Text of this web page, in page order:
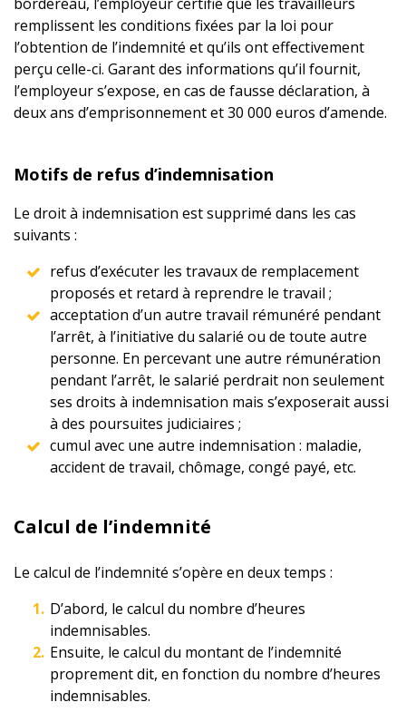
remplissent les conditions fixées par la loi pour
l’obtention de l’indemnité et qu’ils ont effectivement
perçu celle-ci. Garant des informations qu’il fournit,
l’employeur s’expose, en cas de fausse déclaration, à
deux ans d’emprisonnement et 30 000 euros d’amende.
Motifs de refus d’indemnisation
Le droit à indemnisation est supprimé dans les cas
suivants :
refus d’exécuter les travaux de remplacement
proposés et retard à reprendre le travail ;
acceptation d’un autre travail rémunéré pendant
l’arrêt, à l’initiative du salarié ou de toute autre
personne. En percevant une autre rémunération
pendant l’arrêt, le salarié perdrait non seulement
ses droits à indemnisation mais s’exposerait aussi
à des poursuites judiciaires ;
cumul avec une autre indemnisation : maladie,
accident de travail, chômage, congé payé, etc.
Calcul de l’indemnité
Le calcul de l’indemnité s’opère en deux temps :
D’abord, le calcul du nombre d’heures
indemnisables.
Ensuite, le calcul du montant de l’indemnité
proprement dit, en fonction du nombre d’heures
indemnisables.